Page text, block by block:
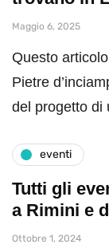
Maggio 6, 2025
Questo
Pietre
del progetto di
eventi
Tutti gli
a Rimini e
Ottobre 1, 2024